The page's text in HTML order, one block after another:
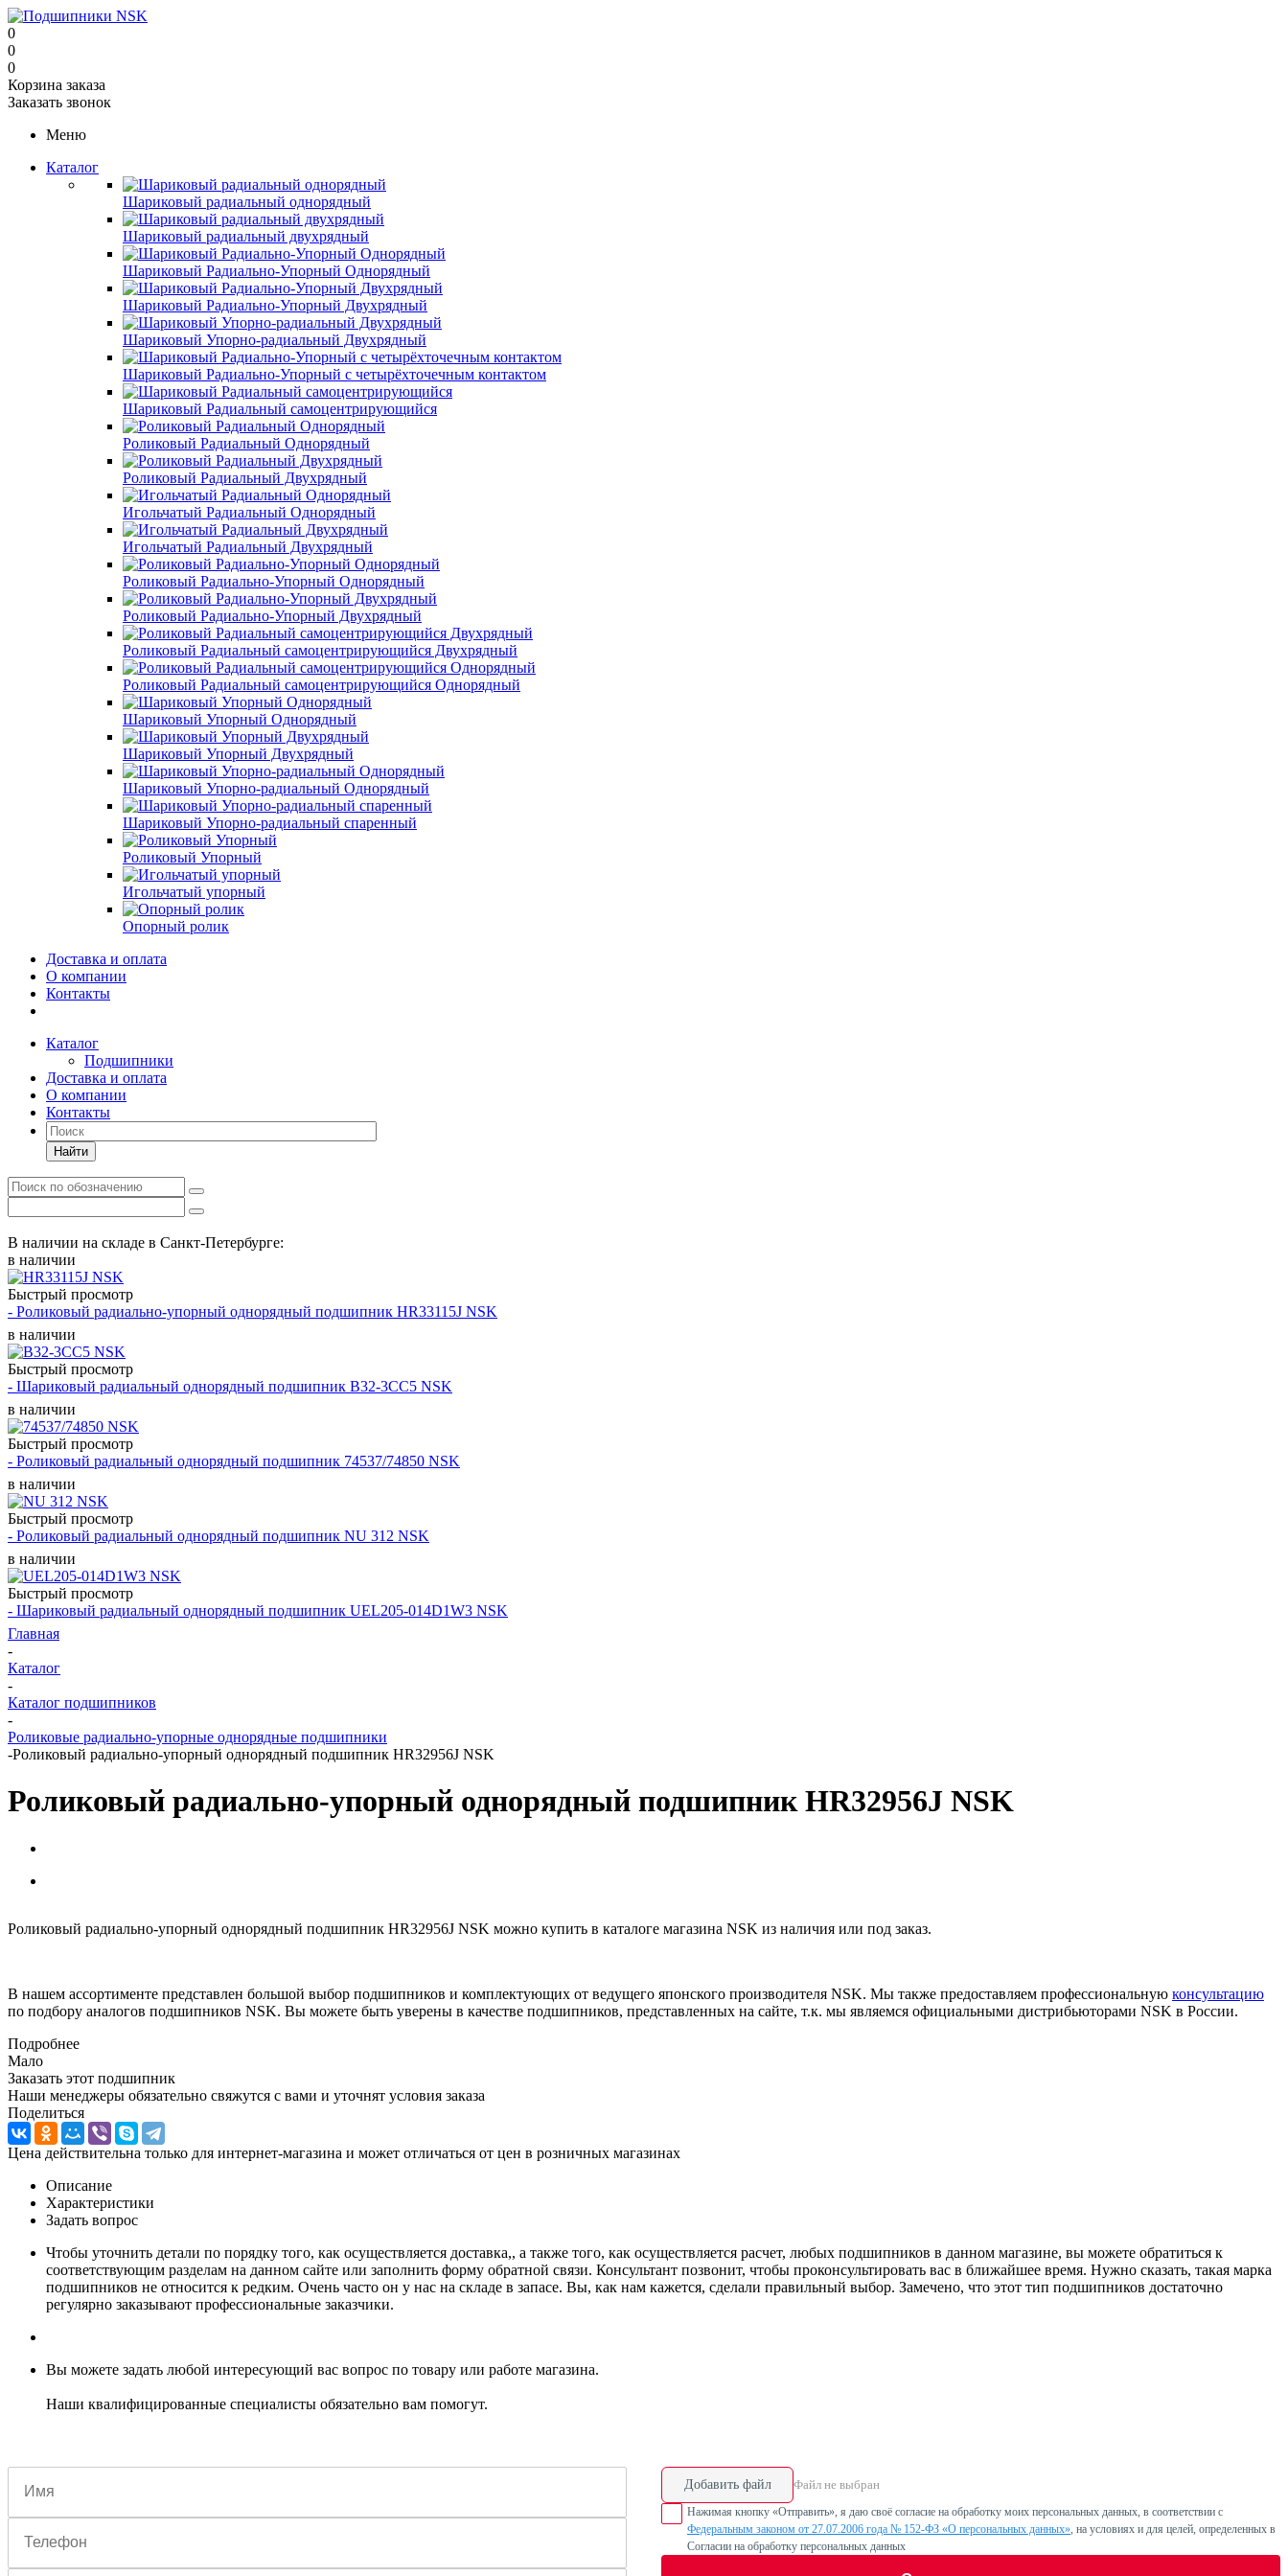
0
0
0
Корзина заказа
Заказать звонок
Меню
Каталог
Шариковый радиальный однорядный
Шариковый радиальный двухрядный
Шариковый Радиально-Упорный Однорядный
Шариковый Радиально-Упорный Двухрядный
Шариковый Упорно-радиальный Двухрядный
Шариковый Радиально-Упорный с четырёхточечным контактом
Шариковый Радиальный самоцентрирующийся
Роликовый Радиальный Однорядный
Роликовый Радиальный Двухрядный
Игольчатый Радиальный Однорядный
Игольчатый Радиальный Двухрядный
Роликовый Радиально-Упорный Однорядный
Роликовый Радиально-Упорный Двухрядный
Роликовый Радиальный самоцентрирующийся Двухрядный
Роликовый Радиальный самоцентрирующийся Однорядный
Шариковый Упорный Однорядный
Шариковый Упорный Двухрядный
Шариковый Упорно-радиальный Однорядный
Шариковый Упорно-радиальный спаренный
Роликовый Упорный
Игольчатый упорный
Опорный ролик
Доставка и оплата
О компании
Контакты
Каталог
Подшипники
Доставка и оплата
О компании
Контакты
Найти
В наличии на складе в Санкт-Петербурге:
в наличии
Быстрый просмотр
- Роликовый радиально-упорный однорядный подшипник HR33115J NSK
в наличии
Быстрый просмотр
- Шариковый радиальный однорядный подшипник B32-3CC5 NSK
в наличии
Быстрый просмотр
- Роликовый радиальный однорядный подшипник 74537/74850 NSK
в наличии
Быстрый просмотр
- Роликовый радиальный однорядный подшипник NU 312 NSK
в наличии
Быстрый просмотр
- Шариковый радиальный однорядный подшипник UEL205-014D1W3 NSK
Главная
-
Каталог
-
Каталог подшипников
-
Роликовые радиально-упорные однорядные подшипники
-Роликовый радиально-упорный однорядный подшипник HR32956J NSK
Роликовый радиально-упорный однорядный подшипник HR32956J NSK
Роликовый радиально-упорный однорядный подшипник HR32956J NSK можно купить в каталоге магазина NSK из наличия или под заказ.
В нашем ассортименте представлен большой выбор подшипников и комплектующих от ведущего японского производителя NSK. Мы также предоставляем профессиональную консультацию
по подбору аналогов подшипников NSK. Вы можете быть уверены в качестве подшипников, представленных на сайте, т.к. мы являемся официальными дистрибьюторами NSK в России.
Подробнее
Мало
Заказать этот подшипник
Наши менеджеры обязательно свяжутся с вами и уточнят условия заказа
Поделиться
Цена действительна только для интернет-магазина и может отличаться от цен в розничных магазинах
Описание
Характеристики
Задать вопрос
Чтобы уточнить детали по порядку того, как осуществляется доставка,, а также того, как осуществляется расчет, любых подшипников в данном магазине, вы можете обратиться к
соответствующим разделам на данном сайте или заполнить форму обратной связи. Консультант позвонит, чтобы проконсультировать вас в ближайшее время. Нужно сказать, такая марка
подшипников не относится к редким. Очень часто он у нас на складе в запасе. Вы, как нам кажется, сделали правильный выбор. Замечено, что этот тип подшипников достаточно
регулярно заказывают профессиональные заказчики.
Вы можете задать любой интересующий вас вопрос по товару или работе магазина.
Наши квалифицированные специалисты обязательно вам помогут.
Добавить файл Файл не выбран
Нажимая кнопку «Отправить», я даю своё согласие на обработку моих персональных данных, в соответствии с
Федеральным законом от 27.07.2006 года № 152-ФЗ «О персональных данных», на условиях и для целей, определенных в
Согласии на обработку персональных данных